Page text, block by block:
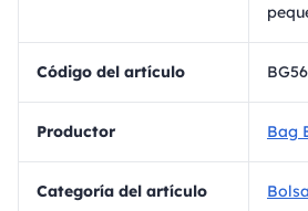
Código del artículo
Productor Bag
Categoría del artículo